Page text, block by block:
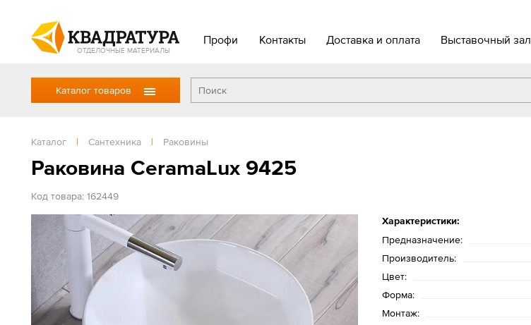
ОТДЕЛОЧНЫЕ МАТЕРИАЛЫ
Профи Контакты Доставка и оплата Выставочный зал
Каталог товаров
Каталог | Сантехника | Раковины
Раковина CeramaLux 9425
Код товара: 162449
Характеристики:
Предназначение:
Производитель:
Цвет:
Форма:
Монтаж: